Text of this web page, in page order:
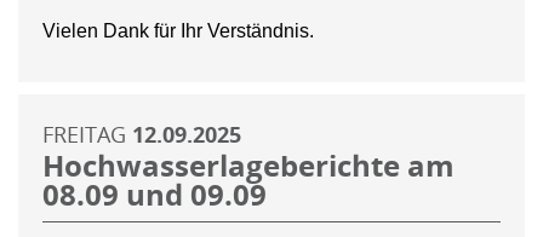
Vielen Dank für Ihr Verständnis.
FREITAG 12.09.2025
Hochwasserlageberichte am
08.09 und 09.09